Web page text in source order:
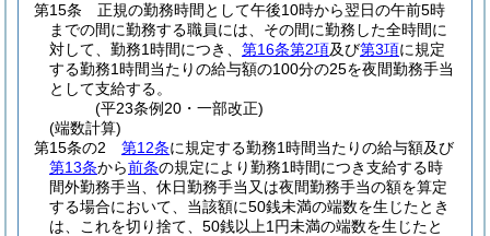
第15条
正規の勤務時間として午後10時から翌日の午前5時
までの間に勤務する職員には、その間に勤務した全時間に
対して、勤務1時間につき、 第16条第2項及び第3項に規定
する勤務1時間当たりの給与額の100分の25を夜間勤務手当
として支給する。
(平23条例20・一部改正)
(端数計算)
第15条の2
第12条に規定する勤務1時間当たりの給与額及び
第13条から前条の規定により勤務1時間につき支給する時
間外勤務手当、休日勤務手当又は夜間勤務手当の額を算定
する場合において、当該額に50銭未満の端数を生じたとき
は、これを切り捨て、50銭以上1円未満の端数を生じたと